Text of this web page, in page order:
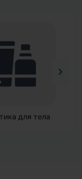
косметика